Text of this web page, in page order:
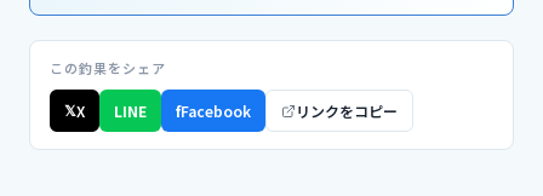
この釣果をシェア
𝕏X LINE fFacebook リンクをコピー